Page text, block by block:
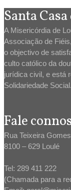
Santa
A Misericórdia de
Associação de
o objectivo de
culto católico da
jurídica civil, e está
Solidariedade Social.
Fale
Rua Teixeira
8100 – 629 Loulé
Tel: 289 411 222
(Chamada para a